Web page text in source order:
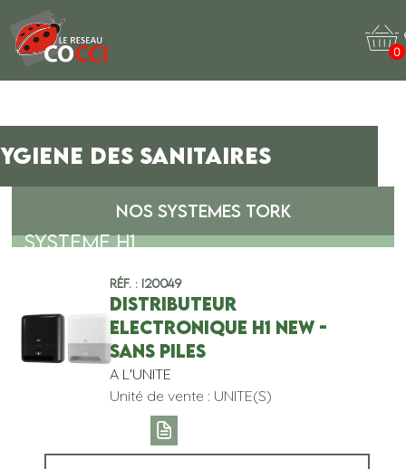
0
DES SANITAIRES
NOS SYSTEMES TORK
SYSTEME H1
Réf. : I20049
DISTRIBUTEUR
ELECTRONIQUE H1 NEW -
SANS PILES
A L'UNITE
Unité de vente : UNITE(S)